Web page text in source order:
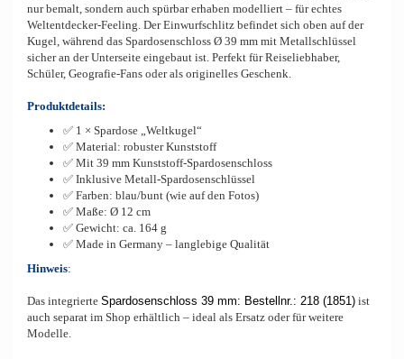
nur bemalt, sondern auch spürbar erhaben modelliert – für echtes
Weltentdecker-Feeling. Der Einwurfschlitz befindet sich oben auf der
Kugel, während das Spardosenschloss Ø 39 mm mit Metallschlüssel
sicher an der Unterseite eingebaut ist. Perfekt für Reiseliebhaber,
Schüler, Geografie-Fans oder als originelles Geschenk.
Produktdetails:
✅ 1 × Spardose „Weltkugel“
✅ Material: robuster Kunststoff
✅ Mit 39 mm Kunststoff-Spardosenschloss
✅ Inklusive Metall-Spardosenschlüssel
✅ Farben: blau/bunt (wie auf den Fotos)
✅ Maße: Ø 12 cm
✅ Gewicht: ca. 164 g
✅ Made in Germany – langlebige Qualität
Hinweis:
Das integrierte Spardosenschloss 39 mm: Bestellnr.: 218 (1851) ist
auch separat im Shop erhältlich – ideal als Ersatz oder für weitere
Modelle.